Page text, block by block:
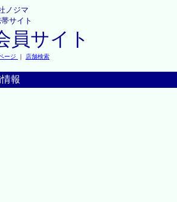
ノジマ
サイト
員サイト
ージ ｜ 店舗検索
報